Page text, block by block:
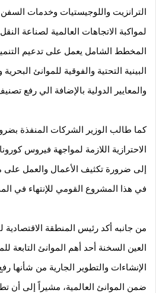
والمعايير الدولية بالإضافة الي رفع
في هذا المشروع القومي للإنتهاء في